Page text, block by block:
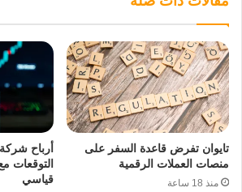
تايوان تفرض قاعدة السفر على
منصات العملات الرقمية
منذ 18 ساعة
قياسي